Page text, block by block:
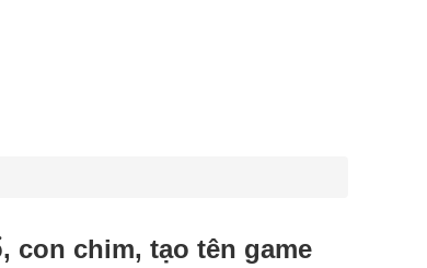
chim, tạo tên game